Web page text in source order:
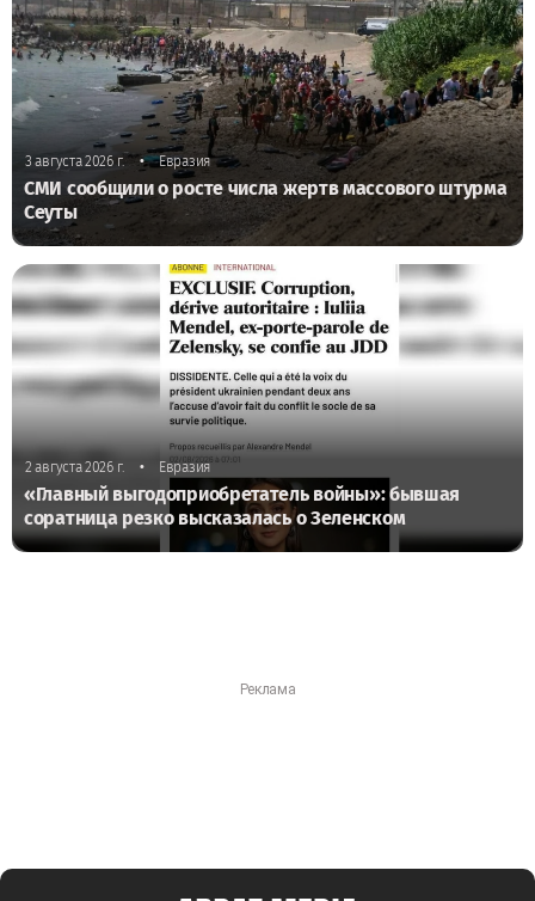
3 августа 2026 г. • Евразия
СМИ сообщили о росте числа жертв массового штурма
Сеуты
2 августа 2026 г. • Евразия
«Главный выгодоприобретатель войны»: бывшая
соратница резко высказалась о Зеленском